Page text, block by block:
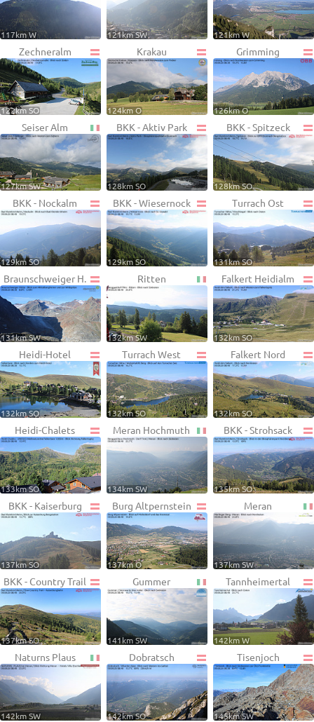
117km W 121km SW 121km W
Zechneralm
122km SO
Krakau
124km O
Grimming
126km O
Seiser Alm
127km SW
BKK - Aktiv Park
128km SO
BKK - Spitzeck
128km SO
BKK - Nockalm
129km SO
BKK - Wiesernock
129km SO
Turrach Ost
131km SO
Braunschweiger H.
131km SW
Ritten
132km SW
Falkert Heidialm
132km SO
Heidi-Hotel
132km SO
Turrach West
132km SO
Falkert Nord
132km SO
Heidi-Chalets
133km SO
Meran Hochmuth
134km SW
BKK - Strohsack
135km SO
BKK - Kaiserburg
137km SO
Burg Altpernstein
137km O
Meran
137km SW
BKK - Country Trail
137km SO
Gummer
141km SW
Tannheimertal
142km W
Naturns Plaus
142km SW
Dobratsch
142km SO
Tisenjoch
145km SW